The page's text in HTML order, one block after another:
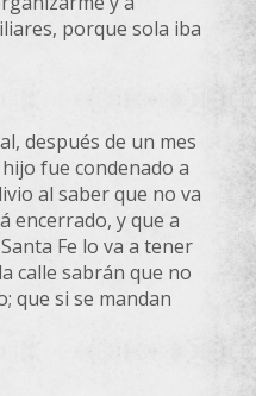
porque sola iba
después de un mes
fue condenado a
al saber que no va
encerrado, y que a
Fe lo va a tener
calle sabrán que no
que si se mandan